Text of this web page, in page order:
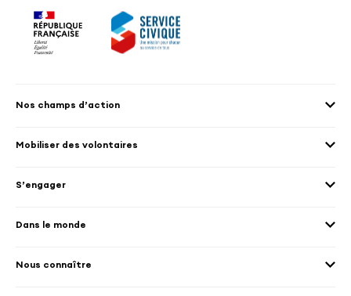
Nos champs d’action
Culture et patrimoine
Mobilités croisées
Mobiliser des volontaires
Accueillir des volontaires
S’engager
Les différents dispositifs de volontariat
Dans le monde
Nous connaître